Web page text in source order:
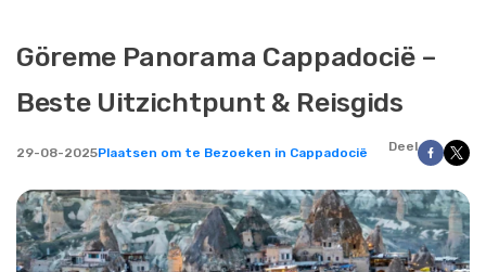
Göreme Panorama Cappadocië –
Beste Uitzichtpunt & Reisgids
29-08-2025Plaatsen om te Bezoeken in Cappadocië Deel